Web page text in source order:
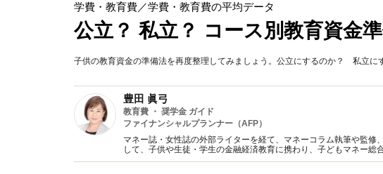
学費・教育費／学費・教育費の平均データ
公立？ 私立？ コース別教育資金
子供の教育資金の準備法を再度整理してみましょう。公立にするのか？ 私立に
豊田 眞弓
教育費 ・ 奨学金 ガイド
ファイナンシャルプランナー（AFP）
マネー誌・女性誌の外部ライターを経て、マネーコラム執筆や監修
して、子供や生徒・学生の金融経済教育に携わり、子どもマネー
趣味は講談、猫に添い寝。